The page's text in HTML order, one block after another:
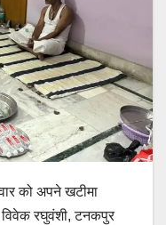
को अपने खटीमा
विवेक रघुवंशी, टनकपुर